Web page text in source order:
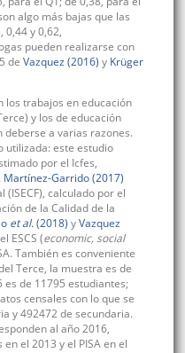
algo más bajas que las
0,44 y 0,62,
pueden realizarse con
de Vazquez (2016) y Krüger
los trabajos en educación
y los de educación
deberse a varias razones.
utilizada: este estudio
por el Icfes,
Martínez-Garrido (2017)
calculado por el
de la Calidad de la
et al.(2018) yVazquez
ESCS (economic, social
También es conveniente
Terce, la muestra es de
es de 11795 estudiantes;
censales con lo que se
y 492472 de secundaria.
al año 2016,
el 2013 y el PISA en el